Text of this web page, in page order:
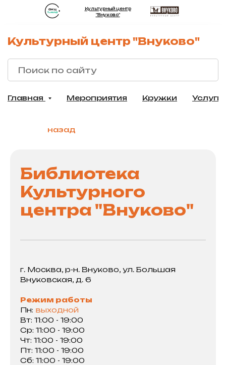
Культурный центр
"Внуково"
Культурный центр "Внуково"
Главная Мероприятия Кружки Услуги
назад
Библиотека
Культурного
центра "Внуково"
г. Москва, р-н. Внуково, ул. Большая
Внуковская, д. 6
Режим работы
Пн: выходной
Вт: 11:00 - 19:00
Ср: 11:00 - 19:00
Чт: 11:00 - 19:00
Пт: 11:00 - 19:00
Сб: 11:00 - 19:00